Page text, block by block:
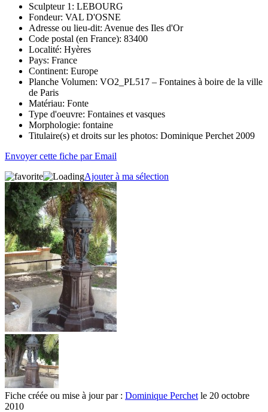
Sculpteur 1: LEBOURG
Fondeur: VAL D'OSNE
Adresse ou lieu-dit: Avenue des Iles d'Or
Code postal (en France): 83400
Localité: Hyères
Pays: France
Continent: Europe
Planche Volumen: VO2_PL517 – Fontaines à boire de la ville
de Paris
Matériau: Fonte
Type d'oeuvre: Fontaines et vasques
Morphologie: fontaine
Titulaire(s) et droits sur les photos: Dominique Perchet 2009
Envoyer cette fiche par Email
Ajouter à ma sélection
Fiche créée ou mise à jour par : Dominique Perchet le 20 octobre
2010